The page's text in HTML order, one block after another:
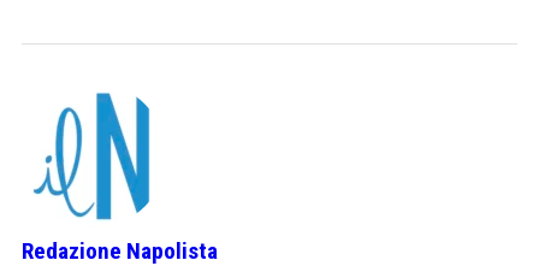
Redazione Napolista